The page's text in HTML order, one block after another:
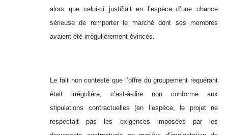
alors que celui-ci justifiait en l’espèce d’une chance
sérieuse de remporter le marché dont ses membres
avaient été irrégulièrement évincés.
Le fait non contesté que l’offre du groupement requérant
était irrégulière, c’est-à-dire non conforme aux
stipulations contractuelles (en l’espèce, le projet ne
respectait pas les exigences imposées par les